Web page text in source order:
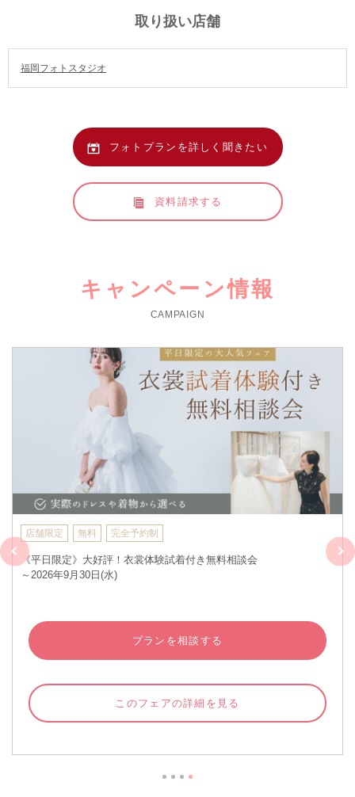
取り扱い店舗
福岡フォトスタジオ
フォトプランを詳しく聞きたい
資料請求する
キャンペーン情報
CAMPAIGN
店舗限定 無料 完全予約制
《平日限定》大好評！衣裳体験試着付き無料相談会
～2026年9月30日(水)
プランを相談する
このフェアの詳細を見る